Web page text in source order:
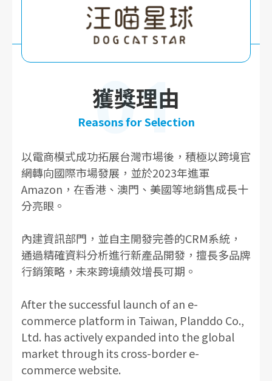
01
獲獎理由
Reasons for Selection
以電商模式成功拓展台灣市場後，積極以跨境官
網轉向國際市場發展，並於2023年進軍
Amazon，在香港、澳門、美國等地銷售成長十
分亮眼。
內建資訊部門，並自主開發完善的CRM系統，
通過精確資料分析進行新產品開發，擅長多品牌
行銷策略，未來跨境績效增長可期。
After the successful launch of an e-
commerce platform in Taiwan, Planddo Co.,
Ltd. has actively expanded into the global
market through its cross-border e-
commerce website.